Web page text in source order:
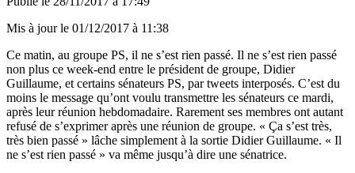
Mis à jour le 01/12/2017 à 11:38
Ce matin, au groupe PS, il ne s’est rien passé. Il ne s’est rien passé
non plus ce week-end entre le président de groupe, Didier
Guillaume, et certains sénateurs PS, par tweets interposés. C’est du
moins le message qu’ont voulu transmettre les sénateurs ce mardi,
après leur réunion hebdomadaire. Rarement ses membres ont autant
refusé de s’exprimer après une réunion de groupe. « Ça s’est très,
très bien passé » lâche simplement à la sortie Didier Guillaume. « Il
ne s’est rien passé » va même jusqu’à dire une sénatrice.